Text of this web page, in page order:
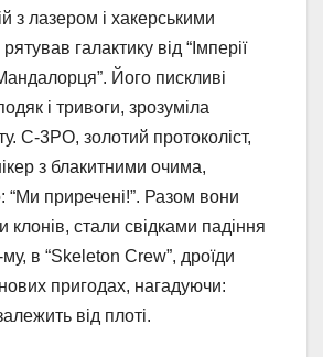
з лазером і хакерськими
галактику від “Імперії
Його пискливі
і тривоги, зрозуміла
C-3PO, золотий протоколіст,
з блакитними очима,
“Ми приречені!”. Разом вони
клонів, стали свідками падіння
му, в “Skeleton Crew”, дроїди
пригодах, нагадуючи:
від плоті.